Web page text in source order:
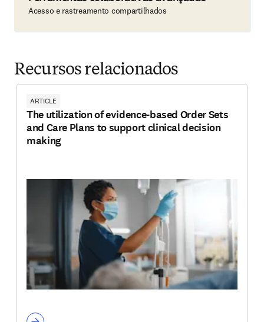
Acesso e rastreamento compartilhados
Recursos relacionados
ARTICLE
The utilization of evidence-based Order Sets
and Care Plans to support clinical decision
making